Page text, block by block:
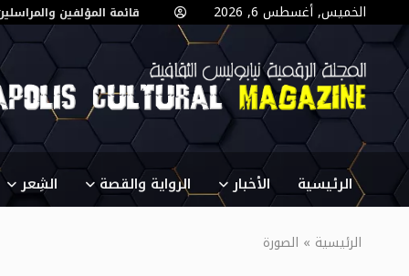
الخميس, أغسطس 6, 2026 قائمة المؤلفين
الرئيسية الأخبار الرواية والقصة الشِعر
الرئيسية » الصورة